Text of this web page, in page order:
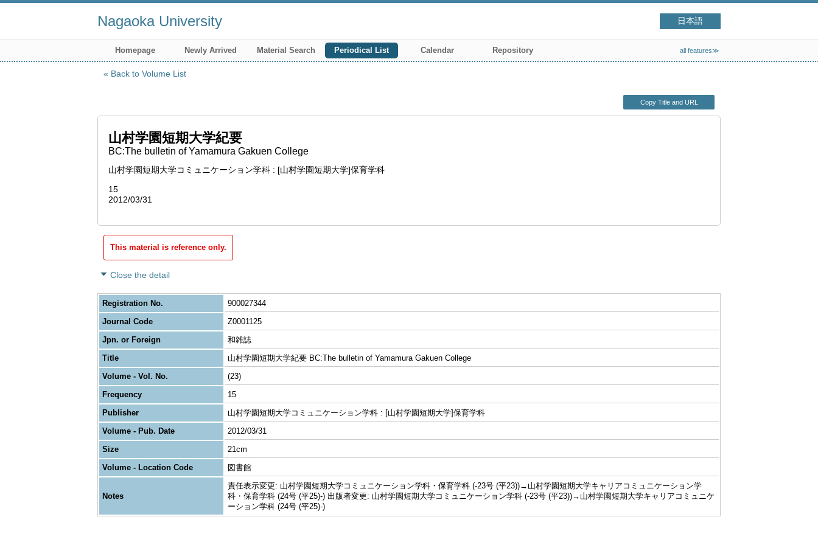
Nagaoka University 日本語
Homepage Newly Arrived Material Search Periodical List Calendar Repository all features≫
Back to Volume List
Copy Title and URL
山村学園短期大学紀要
BC:The bulletin of Yamamura Gakuen College
山村学園短期大学コミュニケーション学科 : [山村学園短期大学]保育学科
15
2012/03/31
This material is reference only.
Close the detail
Registration No.
900027344
Journal Code
Z0001125
Jpn. or Foreign
和雑誌
Title
山村学園短期大学紀要 BC:The bulletin of Yamamura Gakuen College
Volume - Vol. No.
(23)
Frequency
15
Publisher
山村学園短期大学コミュニケーション学科 : [山村学園短期大学]保育学科
Volume - Pub. Date
2012/03/31
Size
21cm
Volume - Location Code
図書館
Notes
責任表示変更: 山村学園短期大学コミュニケーション学科・保育学科 (-23号 (平23))→山村学園短期大学キャリアコミュニケーション学
科・保育学科 (24号 (平25)-) 出版者変更: 山村学園短期大学コミュニケーション学科 (-23号 (平23))→山村学園短期大学キャリアコミュニケ
ーション学科 (24号 (平25)-)